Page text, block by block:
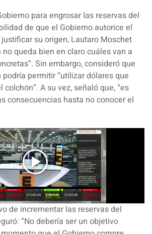
para engrosar las reservas del
de que el Gobierno autorice el
su origen, Lautaro Moschet
no queda bien en claro cuáles van a
Sin embargo, consideró que
permitir “utilizar dólares que
A su vez, señaló que, “es
consecuencias hasta no conocer el
de incrementar las reservas del
“No debería ser un objetivo